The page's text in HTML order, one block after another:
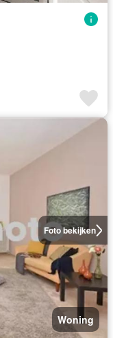
Foto bekijken
Woning